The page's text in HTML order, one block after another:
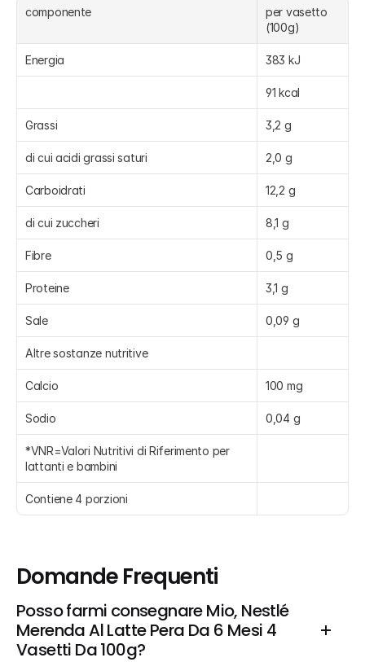
componente
per vasetto
(100g)
Energia 383 kJ
91 kcal
Grassi 3,2 g
di cui acidi grassi saturi 2,0 g
Carboidrati 12,2 g
di cui zuccheri 8,1 g
Fibre 0,5 g
Proteine 3,1 g
Sale 0,09 g
Altre sostanze nutritive
Calcio 100 mg
Sodio 0,04 g
*VNR=Valori Nutritivi di Riferimento per
lattanti e bambini
Contiene 4 porzioni
Domande Frequenti
Posso farmi consegnare Mio, Nestlé
Merenda Al Latte Pera Da 6 Mesi 4
Vasetti Da 100g?